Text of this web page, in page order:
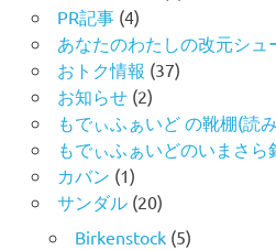
PR記事(4)
あなたのわたしの改元シュ
おトク情報 (37)
お知らせ(2)
もでぃふぁいど の靴棚(読
もでぃふぁいどのいまさら
カバン (1)
サンダル(20)
Birkenstock(5)